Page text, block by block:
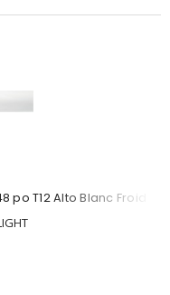
T12 Alto Blanc Froid